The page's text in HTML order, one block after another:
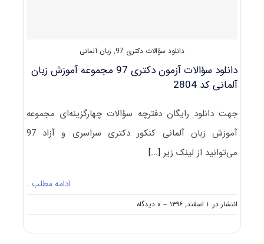
دانلود سؤالات دکتری 97 , زبان آلمانی
دانلود سؤالات آزمون دکتری 97 مجموعه آموزش زبان
آلمانی کد 2804
جهت دانلود رایگان دفترچه سؤالات چهارگزینه‌ای مجموعه
آموزش زبان آلمانی کنکور دکتری سراسری و آزاد 97
می‌توانید از لینک زیر [...]
ادامه مطلب…
انتشار در: ۱ اسفند, ۱۳۹۶ -- ۰ دیدگاه
on
دانلود
آزمون